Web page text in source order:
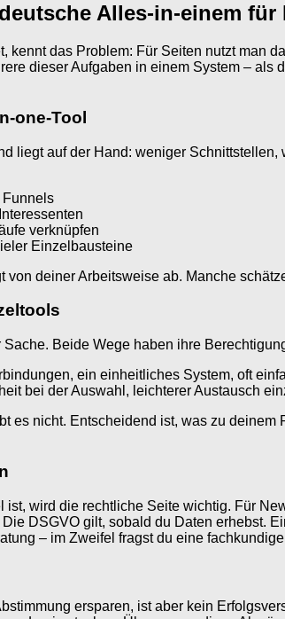
Alles-in-einem
kennt das Problem: Für Seiten nutzt man
dieser Aufgaben in einem System –
one-Tool
liegt auf der Hand: weniger
Funnels
verknüpfen
Einzelbausteine
von deiner Arbeitsweise ab. Manche
Beide Wege haben ihre
ein einheitliches System, oft
bei der Auswahl, leichterer Austausch
es nicht. Entscheidend ist, was zu
ist, wird die rechtliche Seite wichtig. Für
DSGVO gilt, sobald du Daten erhebst.
– im Zweifel fragst du eine
ersparen, ist aber kein